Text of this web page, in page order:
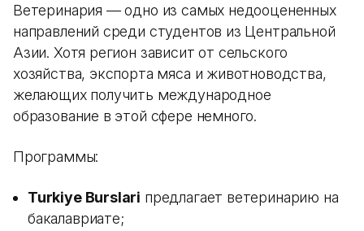
Ветеринария — одно из самых недооцененных
направлений среди студентов из Центральной
Азии. Хотя регион зависит от сельского
хозяйства, экспорта мяса и животноводства,
желающих получить международное
образование в этой сфере немного.
Программы:
Turkiye Burslari предлагает ветеринарию на
бакалавриате;